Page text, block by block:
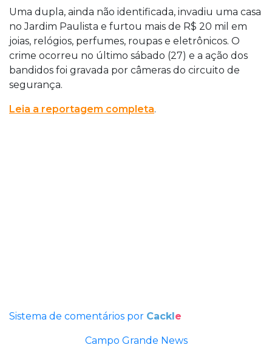
Uma dupla, ainda não identificada, invadiu uma casa
no Jardim Paulista e furtou mais de R$ 20 mil em
joias, relógios, perfumes, roupas e eletrônicos. O
crime ocorreu no último sábado (27) e a ação dos
bandidos foi gravada por câmeras do circuito de
segurança.
Leia a reportagem completa.
Sistema de comentários por Cackle
Campo Grande News